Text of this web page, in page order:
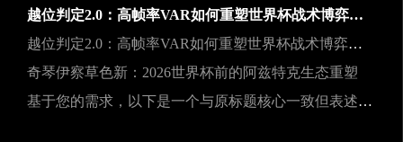
越位判定2.0：高帧率VAR如何重塑世界杯战术博弈规则
越位判定2.0：高帧率VAR如何重塑世界杯战术博弈规则
奇琴伊察草色新：2026世界杯前的阿兹特克生态重塑
基于您的需求，以下是一个与原标题核心一致但表述不同的新标题：